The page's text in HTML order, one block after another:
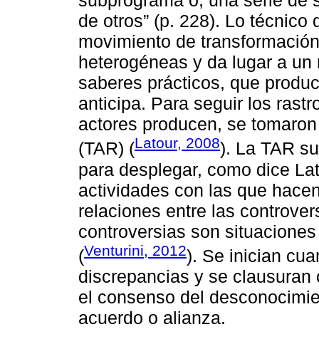
de otros” (p. 228). Lo
movimiento de
heterogéneas y da lugar a
saberes prácticos, que
anticipa. Para seguir los
actores producen, se
(TAR) (Latour, 2008). La TAR
para desplegar, como dice
actividades con las que
relaciones entre las
controversias son
(Venturini, 2012). Se inician
discrepancias y se
el consenso del
acuerdo o alianza.